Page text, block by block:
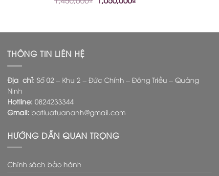
THÔNG TIN LIÊN HỆ
Địa chỉ: Số 02 – Khu 2 – Đức Chính – Đông Triều – Quảng
Ninh
Hotline: 0824233344
Gmail: batluatuananh@gmail.com
HƯỚNG DẪN QUAN TRỌNG
Chính sách bảo hành